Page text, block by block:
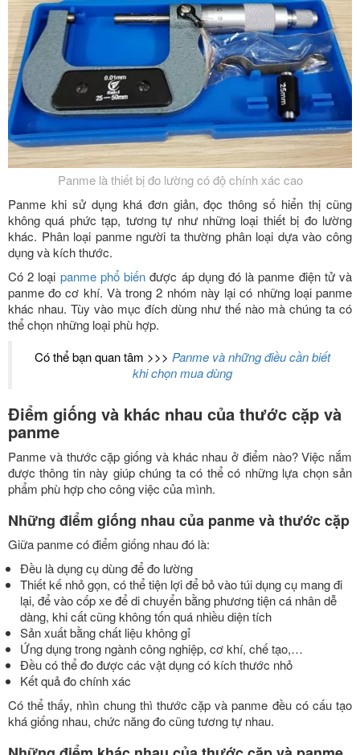
Panme là thiết bị đo lường có độ chính xác cao
Panme khi sử dụng khá đơn giản, đọc thông số hiển thị cũng
không quá phức tạp, tương tự như những loại thiết bị đo lường
khác. Phân loại panme người ta thường phân loại dựa vào công
dụng và kích thước.
Có 2 loại panme phổ biến được áp dụng đó là panme điện tử và
panme đo cơ khí. Và trong 2 nhóm này lại có những loại panme
khác nhau. Tùy vào mục đích dùng như thế nào mà chúng ta có
thể chọn những loại phù hợp.
Có thể bạn quan tâm >>> Panme và những điều cần biết
khi chọn mua dùng
Điểm giống và khác nhau của thước cặp và
panme
Panme và thước cặp giống và khác nhau ở điểm nào? Việc nắm
được thông tin này giúp chúng ta có thể có những lựa chọn sản
phẩm phù hợp cho công việc của mình.
Những điểm giống nhau của panme và thước cặp
Giữa panme có điểm giống nhau đó là:
Đều là dụng cụ dùng để đo lường
Thiết kế nhỏ gọn, có thể tiện lợi để bỏ vào túi dụng cụ mang đi
lại, để vào cốp xe để di chuyển bằng phương tiện cá nhân dễ
dàng, khi cất cũng không tốn quá nhiều diện tích
Sản xuất bằng chất liệu không gỉ
Ứng dụng trong ngành công nghiệp, cơ khí, chế tạo,…
Đều có thể đo được các vật dụng có kích thước nhỏ
Kết quả đo chính xác
Có thể thấy, nhìn chung thì thước cặp và panme đều có cấu tạo
khá giống nhau, chức năng đo cũng tương tự nhau.